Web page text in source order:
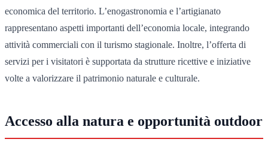
economica del territorio. L’enogastronomia e l’artigianato
rappresentano aspetti importanti dell’economia locale, integrando
attività commerciali con il turismo stagionale. Inoltre, l’offerta di
servizi per i visitatori è supportata da strutture ricettive e iniziative
volte a valorizzare il patrimonio naturale e culturale.
Accesso alla natura e opportunità outdoor